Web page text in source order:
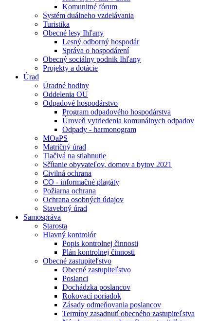
Komunitné fórum
Systém duálneho vzdelávania
Turistika
Obecné lesy Ihľany
Lesný odborný hospodár
Správa o hospodárení
Obecný sociálny podnik Ihľany
Projekty a dotácie
Úrad
Úradné hodiny
Oddelenia OU
Odpadové hospodárstvo
Program odpadového hospodárstva
Úroveň vytriedenia komunálnych odpadov
Odpady - harmonogram
MOaPS
Matričný úrad
Tlačivá na stiahnutie
Sčítanie obyvateľov, domov a bytov 2021
Civilná ochrana
CO - informačné plagáty
Požiarna ochrana
Ochrana osobných údajov
Stavebný úrad
Samospráva
Starosta
Hlavný kontrolór
Popis kontrolnej činnosti
Plán kontrolnej činnosti
Obecné zastupiteľstvo
Obecné zastupiteľstvo
Poslanci
Dochádzka poslancov
Rokovací poriadok
Zásady odmeňovania poslancov
Termíny zasadnutí obecného zastupiteľstva